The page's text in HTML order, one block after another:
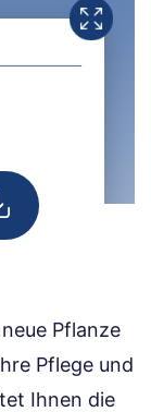
Pflanze
Pflege und
Ihnen die